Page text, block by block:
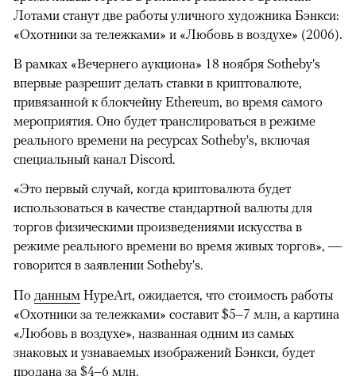
Лотами станут две работы уличного художника Бэнкси:
«Охотники за тележками» и «Любовь в воздухе» (2006).
В рамках «Вечернего аукциона» 18 ноября Sotheby's
впервые разрешит делать ставки в криптовалюте,
привязанной к блокчейну Ethereum, во время самого
мероприятия. Оно будет транслироваться в режиме
реального времени на ресурсах Sotheby's, включая
специальный канал Discord.
«Это первый случай, когда криптовалюта будет
использоваться в качестве стандартной валюты для
торгов физическими произведениями искусства в
режиме реального времени во время живых торгов», —
говорится в заявлении Sotheby's.
По данным HypeArt, ожидается, что стоимость работы
«Охотники за тележками» составит $5–7 млн, а картина
«Любовь в воздухе», названная одним из самых
знаковых и узнаваемых изображений Бэнкси, будет
продана за $4–6 млн.